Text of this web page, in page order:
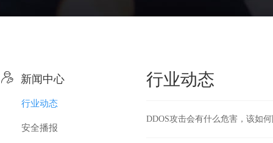
 新闻中心
行业动态
安全播报
行业动态
DDOS攻击会有什么危害，该如